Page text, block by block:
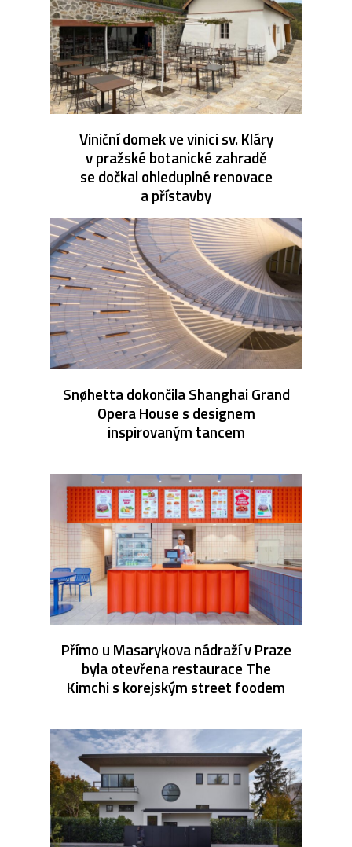
Viniční domek ve vinici sv. Kláry
v pražské botanické zahradě
se dočkal ohleduplné renovace
a přístavby
Snøhetta dokončila Shanghai Grand
Opera House s designem
inspirovaným tancem
Přímo u Masarykova nádraží v Praze
byla otevřena restaurace The
Kimchi s korejským street foodem